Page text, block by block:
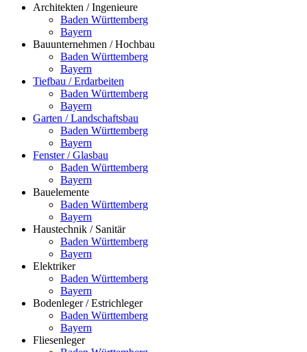
Architekten / Ingenieure
Baden Württemberg
Bayern
Bauunternehmen / Hochbau
Baden Württemberg
Bayern
Tiefbau / Erdarbeiten
Baden Württemberg
Bayern
Garten / Landschaftsbau
Baden Württemberg
Bayern
Fenster / Glasbau
Baden Württemberg
Bayern
Bauelemente
Baden Württemberg
Bayern
Haustechnik / Sanitär
Baden Württemberg
Bayern
Elektriker
Baden Württemberg
Bayern
Bodenleger / Estrichleger
Baden Württemberg
Bayern
Fliesenleger